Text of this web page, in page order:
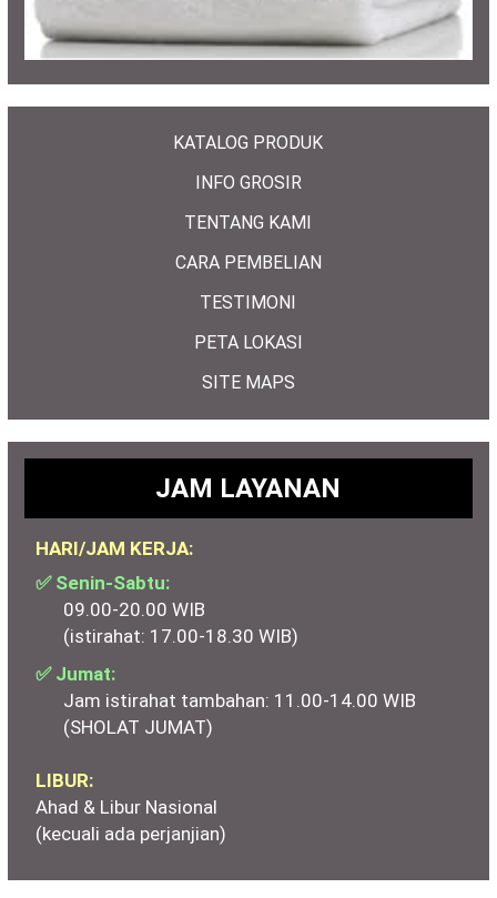
KATALOG PRODUK
INFO GROSIR
TENTANG KAMI
CARA PEMBELIAN
TESTIMONI
PETA LOKASI
SITE MAPS
JAM LAYANAN
HARI/JAM KERJA:
✅ Senin-Sabtu:
09.00-20.00 WIB
(istirahat: 17.00-18.30 WIB)
✅ Jumat:
Jam istirahat tambahan: 11.00-14.00 WIB
(SHOLAT JUMAT)
LIBUR:
Ahad & Libur Nasional
(kecuali ada perjanjian)